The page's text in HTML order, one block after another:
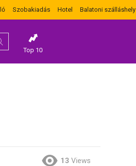
Szobakiadás Hotel Balatoni szálláshely
Top 10
13 Views